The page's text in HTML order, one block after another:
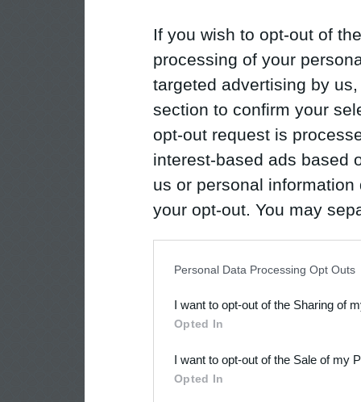
If you wish to opt-out of
processing of your
targeted advertising by
section to confirm your
opt-out request is
interest-based ads based
us or personal
your opt-out. You may
Downstream Participants
third parties.
Personal Data Processing Opt Outs
I want to opt-out of the Sharing of
Opted In
I want to opt-out of the Sale of my
Opted In